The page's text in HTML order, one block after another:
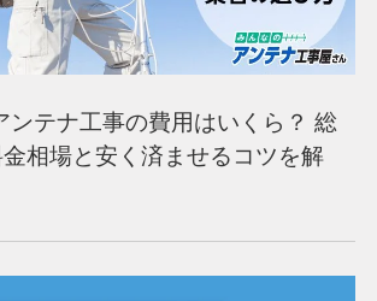
ンテナ工事の費用はいくら？ 総
相場と安く済ませるコツを解